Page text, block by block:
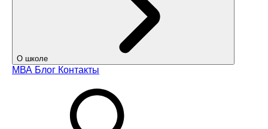
О школе
МВА Блог Контакты